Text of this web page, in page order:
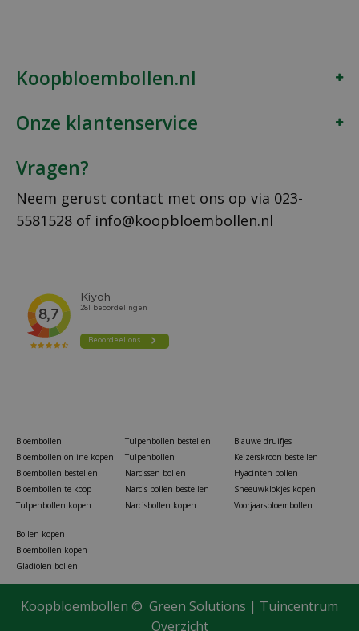
Koopbloembollen.nl
Onze klantenservice
Vragen?
Neem gerust contact met ons op via 023-
5581528 of info@koopbloembollen.nl
Bloembollen
Bloembollen online kopen
Bloembollen bestellen
Bloembollen te koop
Tulpenbollen kopen
Tulpenbollen bestellen
Tulpenbollen
Narcissen bollen
Narcis bollen bestellen
Narcisbollen kopen
Blauwe druifjes
Keizerskroon bestellen
Hyacinten bollen
Sneeuwklokjes kopen
Voorjaarsbloembollen
Bollen kopen
Bloembollen kopen
Gladiolen bollen
Koopbloembollen © Green Solutions | Tuincentrum
Overzicht